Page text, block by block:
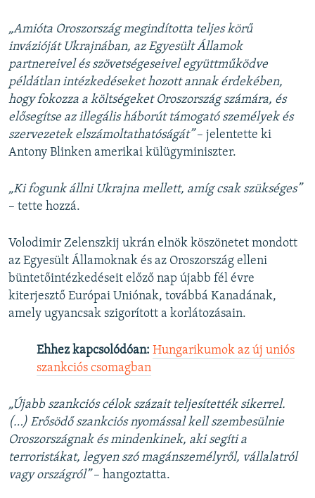
„Amióta Oroszország megindította teljes körű
invázióját Ukrajnában, az Egyesült Államok
partnereivel és szövetségeseivel együttműködve
példátlan intézkedéseket hozott annak érdekében,
hogy fokozza a költségeket Oroszország számára, és
elősegítse az illegális háborút támogató személyek és
szervezetek elszámoltathatóságát”– jelentette ki
Antony Blinken amerikai külügyminiszter.
„Ki fogunk állni Ukrajna mellett, amíg csak szükséges”
– tette hozzá.
Volodimir Zelenszkij ukrán elnök köszönetet mondott
az Egyesült Államoknak és az Oroszország elleni
büntetőintézkedéseit előző nap újabb fél évre
kiterjesztő Európai Uniónak, továbbá Kanadának,
amely ugyancsak szigorított a korlátozásain.
Ehhez kapcsolódóan: Hungarikumok az új uniós
szankciós csomagban
„Újabb szankciós célok százait teljesítették sikerrel.
(…) Erősödő szankciós nyomással kell szembesülnie
Oroszországnak és mindenkinek, aki segíti a
terroristákat, legyen szó magánszemélyről, vállalatról
vagy országról”– hangoztatta.